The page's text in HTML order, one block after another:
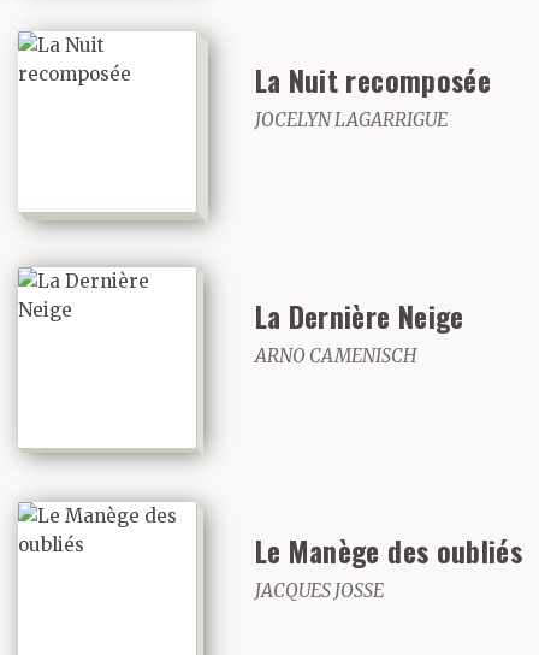
La Nuit recomposée
JOCELYN LAGARRIGUE
La Dernière Neige
ARNO CAMENISCH
Le Manège des oubliés
JACQUES JOSSE